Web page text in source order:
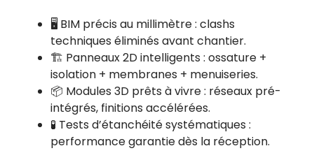
🖥️ BIM précis au millimètre : clashs
techniques éliminés avant chantier.
🏗️ Panneaux 2D intelligents : ossature +
isolation + membranes + menuiseries.
📦 Modules 3D prêts à vivre : réseaux pré-
intégrés, finitions accélérées.
🧪 Tests d’étanchéité systématiques :
performance garantie dès la réception.